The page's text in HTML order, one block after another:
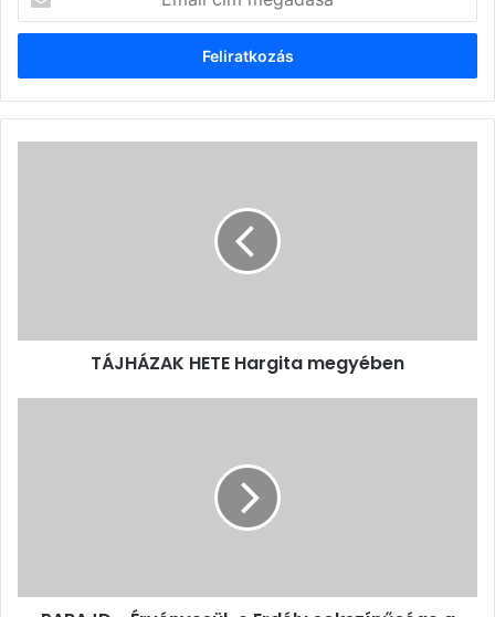
cím
megadása
TÁJHÁZAK HETE Hargita megyében
TRANSILVANICA